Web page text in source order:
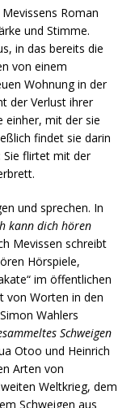
Roman
und Stimme.
in das bereits die
von einem
Wohnung in der
der Verlust ihrer
einher, mit der sie
findet sie darin
Sie flirtet mit der
und sprechen. In
kann dich hören
Mevissen schreibt
Hörspiele,
im öffentlichen
von Worten in den
Wahlers
Schweigen
Otoo und Heinrich
Arten von
Weltkrieg, dem
Schweigen aus